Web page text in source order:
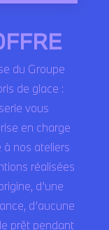
du Groupe
de glace :
vous
en charge
à nos ateliers
réalisées
d’une
d’aucune
prêt pendant